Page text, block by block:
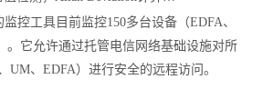
控工具目前监控150多台设备（EDFA、
。它允许通过托管电信网络基础设施对所
UM、EDFA）进行安全的远程访问。